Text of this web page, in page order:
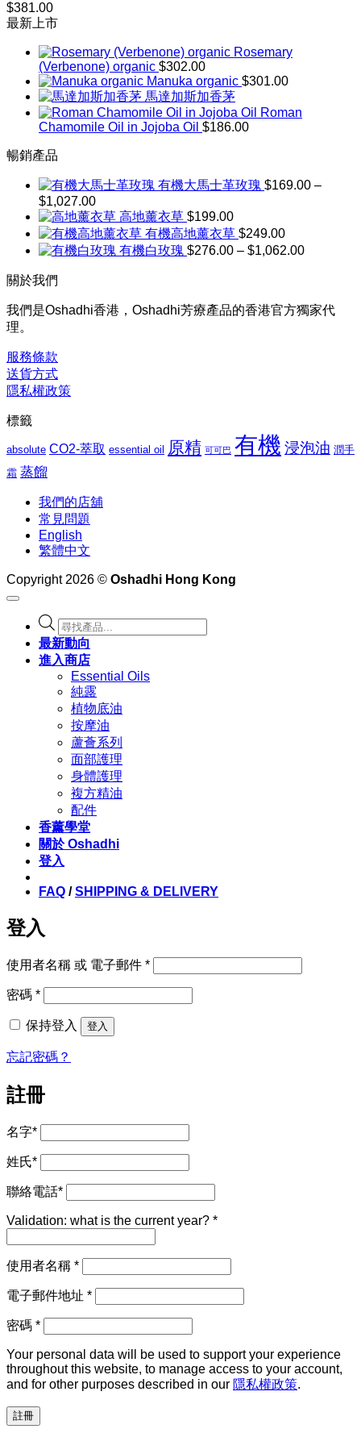
$381.00
最新上市
Rosemary
(Verbenone) organic $302.00
Manuka organic $301.00
馬達加斯加香茅
Roman
Chamomile Oil in Jojoba Oil $186.00
暢銷產品
有機大馬士革玫瑰 $169.00 –
$1,027.00價
格
範
圍：
高地薰衣草 $199.00
有機高地薰衣草 $249.00
有機白玫瑰 $276.00 – $1,062.00價
圍：
$276.00
關於我們
我們是Oshadhi香港，Oshadhi芳療產品的香港官方獨家代
理。
服務條款
送貨方式
隱私權政策
標籤
absolute CO2-萃取 essential oil 原精 可可巴 有機 浸泡油 潤手
霜 蒸餾
我們的店舖
常見問題
English
繁體中文
Copyright 2026 © Oshadhi Hong Kong
Products
search
最新動向
進入商店
Essential Oils
純露
植物底油
按摩油
蘆薈系列
面部護理
身體護理
複方精油
配件
香薰學堂
關於 Oshadhi
登入
FAQ /SHIPPING & DELIVERY
登入
使用者名稱 或 電子郵件 *必
密碼 *必
保持登入
登入
忘記密碼？
註冊
名字*
姓氏*
聯絡電話*
Validation: what is the current year? *
使用者名稱 *必
電子郵件地址 *必
密碼 *必
Your personal data will be used to support your experience
throughout this website, to manage access to your account,
and for other purposes described in our 隱私權政策.
註冊